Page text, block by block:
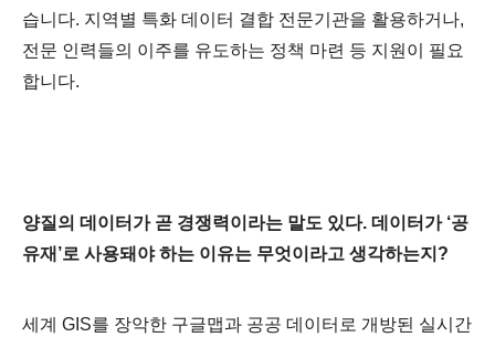
습니다. 지역별 특화 데이터 결합 전문기관을 활용하거나,
전문 인력들의 이주를 유도하는 정책 마련 등 지원이 필요
합니다.
양질의 데이터가 곧 경쟁력이라는 말도 있다. 데이터가 ‘공
유재’로 사용돼야 하는 이유는 무엇이라고 생각하는지?
세계 GIS를 장악한 구글맵과 공공 데이터로 개방된 실시간